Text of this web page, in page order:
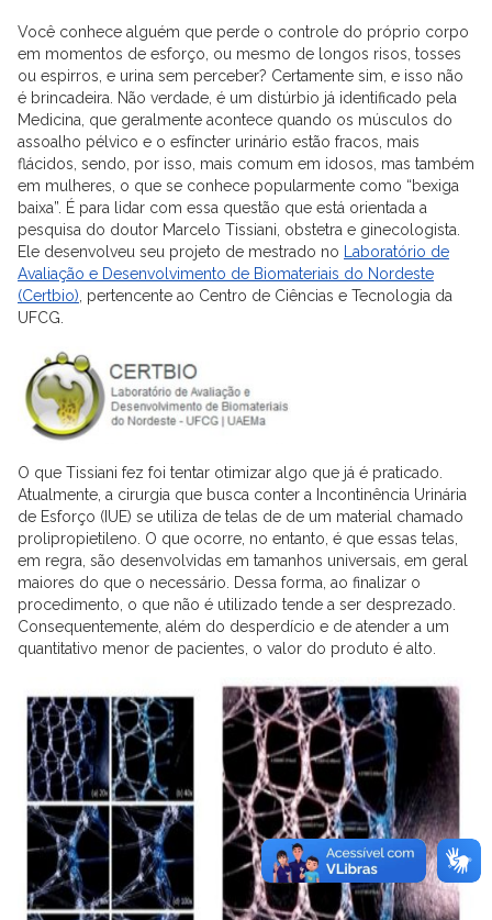
Você conhece alguém que perde o controle do próprio corpo
em momentos de esforço, ou mesmo de longos risos, tosses
ou espirros, e urina sem perceber? Certamente sim, e isso não
é brincadeira. Não verdade, é um distúrbio já identificado pela
Medicina, que geralmente acontece quando os músculos do
assoalho pélvico e o esfíncter urinário estão fracos, mais
flácidos, sendo, por isso, mais comum em idosos, mas também
em mulheres, o que se conhece popularmente como “bexiga
baixa”. É para lidar com essa questão que está orientada a
pesquisa do doutor Marcelo Tissiani, obstetra e ginecologista.
Ele desenvolveu seu projeto de mestrado no Laboratório de
Avaliação e Desenvolvimento de Biomateriais do Nordeste
(Certbio) , pertencente ao Centro de Ciências e Tecnologia da
UFCG.
O que Tissiani fez foi tentar otimizar algo que já é praticado.
Atualmente, a cirurgia que busca conter a Incontinência Urinária
de Esforço (IUE) se utiliza de telas de de um material chamado
prolipropietileno. O que ocorre, no entanto, é que essas telas,
em regra, são desenvolvidas em tamanhos universais, em geral
maiores do que o necessário. Dessa forma, ao finalizar o
procedimento, o que não é utilizado tende a ser desprezado.
Consequentemente, além do desperdício e de atender a um
quantitativo menor de pacientes, o valor do produto é alto.